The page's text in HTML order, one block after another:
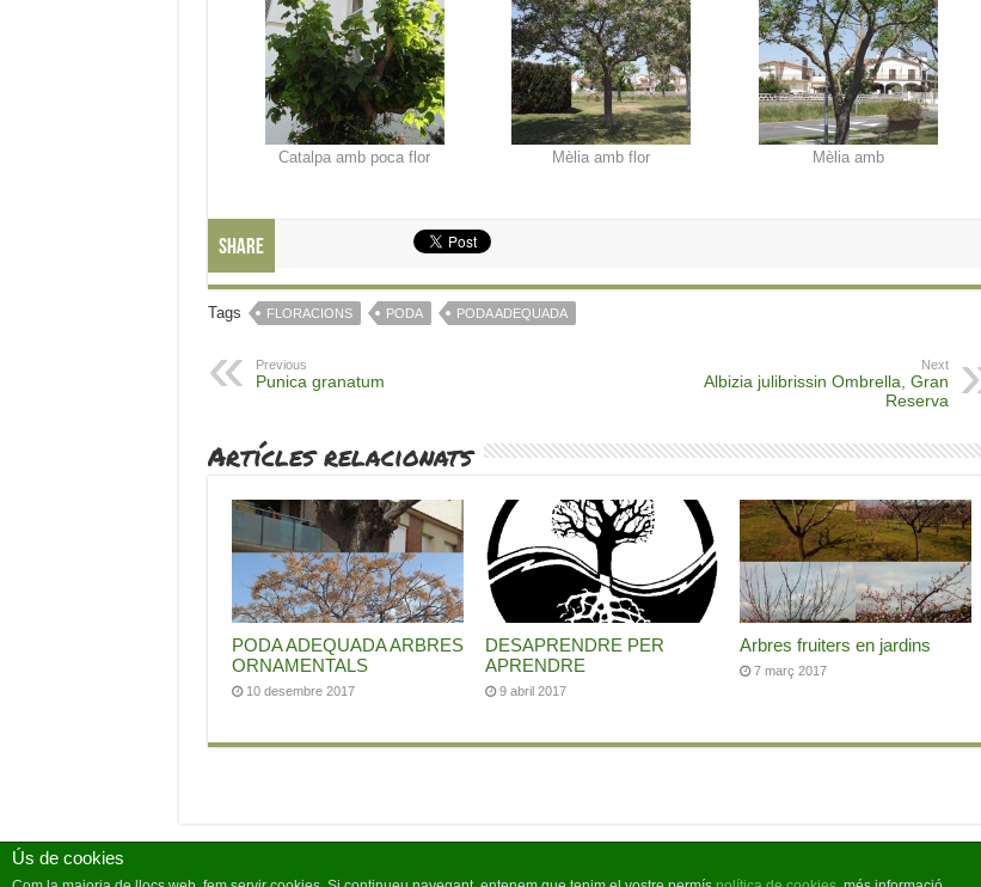
Catalpa amb poca flor Mèlia amb flor Mèlia amb
Share
Tags FLORACIONS PODA PODA ADEQUADA
Previous
Punica granatum
Next
Albizia julibrissin Ombrella, Gran
Reserva
Artícles relacionats
PODA ADEQUADA ARBRES
ORNAMENTALS
10 desembre 2017
DESAPRENDRE PER
APRENDRE
9 abril 2017
Arbres fruiters en jardins
7 març 2017
Ús de cookies